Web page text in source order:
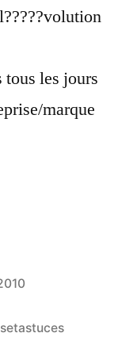
tous les jours
marque